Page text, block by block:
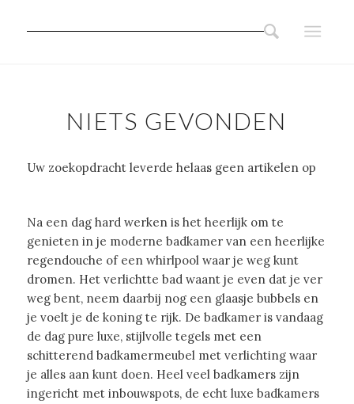
NIETS GEVONDEN
Uw zoekopdracht leverde helaas geen artikelen op
Na een dag hard werken is het heerlijk om te
genieten in je moderne badkamer van een heerlijke
regendouche of een whirlpool waar je weg kunt
dromen. Het verlichtte bad waant je even dat je ver
weg bent, neem daarbij nog een glaasje bubbels en
je voelt je de koning te rijk. De badkamer is vandaag
de dag pure luxe, stijlvolle tegels met een
schitterend badkamermeubel met verlichting waar
je alles aan kunt doen. Heel veel badkamers zijn
ingericht met inbouwspots, de echt luxe badkamers